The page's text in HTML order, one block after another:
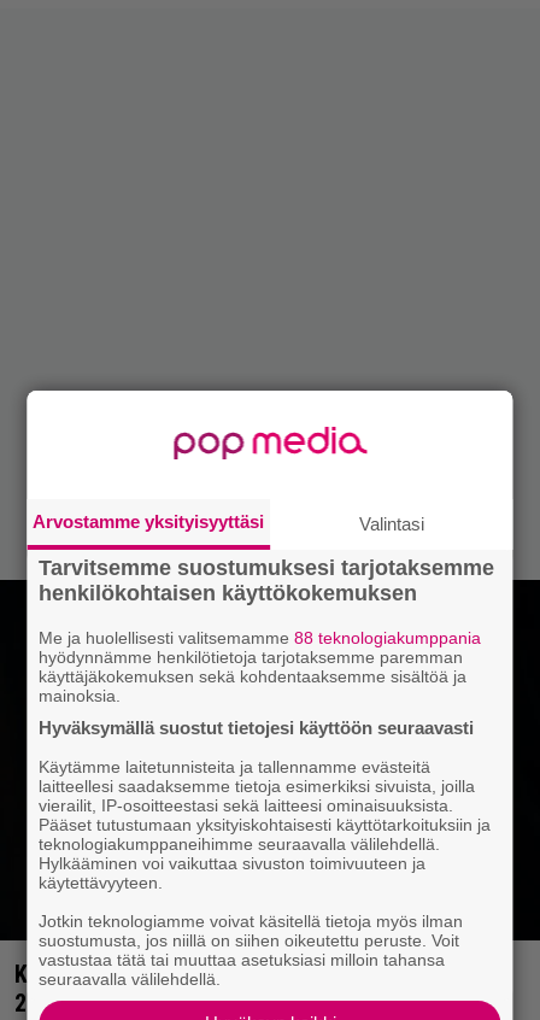
Kolumni: Sähkökitara raikaa jälleen listahiteillä –
2000-luvun alun soundit alkavat palata
Arvostamme yksityisyyttäsi Valintasi
Tarvitsemme suostumuksesi tarjotaksemme
henkilökohtaisen käyttökokemuksen
Me ja huolellisesti valitsemamme88 teknologiakumppania
hyödynnämme henkilötietoja tarjotaksemme paremman
käyttäjäkokemuksen sekä kohdentaaksemme sisältöä ja
mainoksia.
Hyväksymällä suostut tietojesi käyttöön seuraavasti
Käytämme laitetunnisteita ja tallennamme evästeitä
laitteellesi saadaksemme tietoja esimerkiksi sivuista, joilla
vierailit, IP-osoitteestasi sekä laitteesi ominaisuuksista.
Pääset tutustumaan yksityiskohtaisesti käyttötarkoituksiin ja
teknologiakumppaneihimme seuraavalla välilehdellä.
Hylkääminen voi vaikuttaa sivuston toimivuuteen ja
käytettävyyteen.
Jotkin teknologiamme voivat käsitellä tietoja myös ilman
suostumusta, jos niillä on siihen oikeutettu peruste. Voit
vastustaa tätä tai muuttaa asetuksiasi milloin tahansa
seuraavalla välilehdellä.